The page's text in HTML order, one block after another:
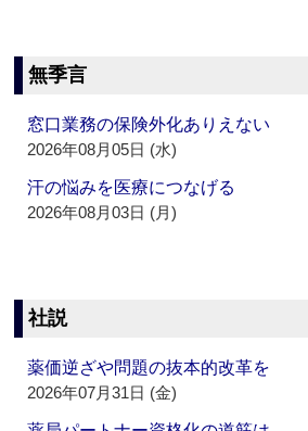
無季言
窓口業務の保険外化ありえない
2026年08月05日 (水)
汗の悩みを医療につなげる
2026年08月03日 (月)
社説
薬価逆ざや問題の抜本的改革を
2026年07月31日 (金)